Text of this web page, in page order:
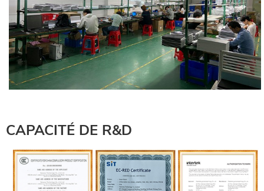
CAPACITÉ DE R&D